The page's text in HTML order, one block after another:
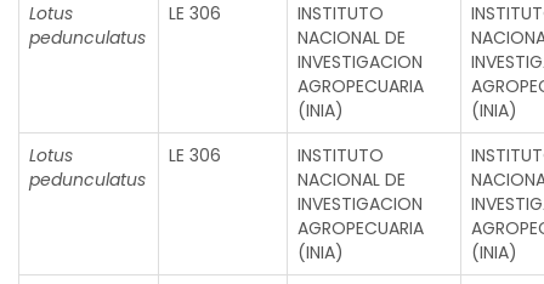
Lotus
pedunculatus
LE 306
INSTITUTO
NACIONAL DE
INVESTIGACION
AGROPECUARIA
(INIA)
(INIA)
Lotus
pedunculatus
LE 306
INSTITUTO
NACIONAL DE
INVESTIGACION
AGROPECUARIA
(INIA)
(INIA)